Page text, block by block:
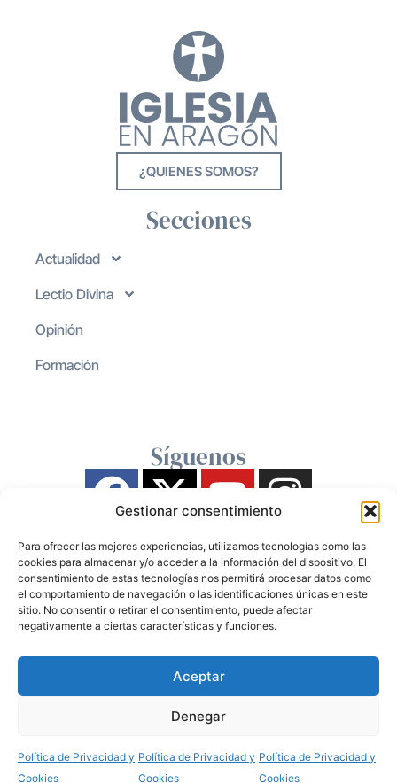
Gestionar consentimiento
Para ofrecer las mejores experiencias, utilizamos tecnologías como las
cookies para almacenar y/o acceder a la información del dispositivo. El
consentimiento de estas tecnologías nos permitirá procesar datos como
el comportamiento de navegación o las identificaciones únicas en este
sitio. No consentir o retirar el consentimiento, puede afectar
negativamente a ciertas características y funciones.
Aceptar
Denegar
Política de Privacidad y
Cookies
Política de Privacidad y
Cookies
Política de Privacidad y
Cookies
¿QUIENES SOMOS?
Secciones
Actualidad
Lectio Divina
Opinión
Formación
Síguenos